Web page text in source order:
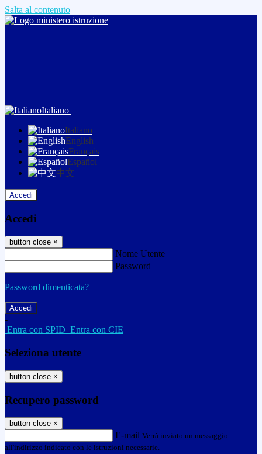
Salta al contenuto
Italiano
Italiano
English
Français
Español
中文
Accedi
Accedi
button close ×
Nome Utente
Password
Password dimenticata?
-
Entra con SPID Entra con CIE
Seleziona utente
button close ×
Recupero password
button close ×
E-mail Verrà inviato un messaggio
all'indirizzo indicato con le istruzioni necessarie.